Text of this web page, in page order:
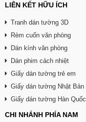
LIÊN KẾT HỮU ÍCH
Tranh dán tường 3D
Rèm cuốn văn phòng
Dán kính văn phòng
Dán phim cách nhiệt
Giấy dán tường trẻ em
Giấy dán tường Nhật Bản
Giấy dán tường Hàn Quốc
CHI NHÁNH PHÍA NAM